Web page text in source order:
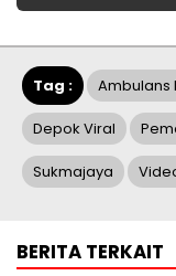
Tag : Ambulans
Depok Viral
Sukmajaya
BERITA TERKAIT